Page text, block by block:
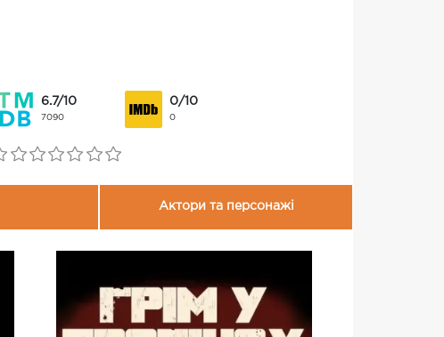
6.7/10
7090
0/10
0
Актори та персонажі